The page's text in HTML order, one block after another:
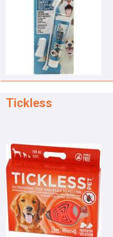
Tickless